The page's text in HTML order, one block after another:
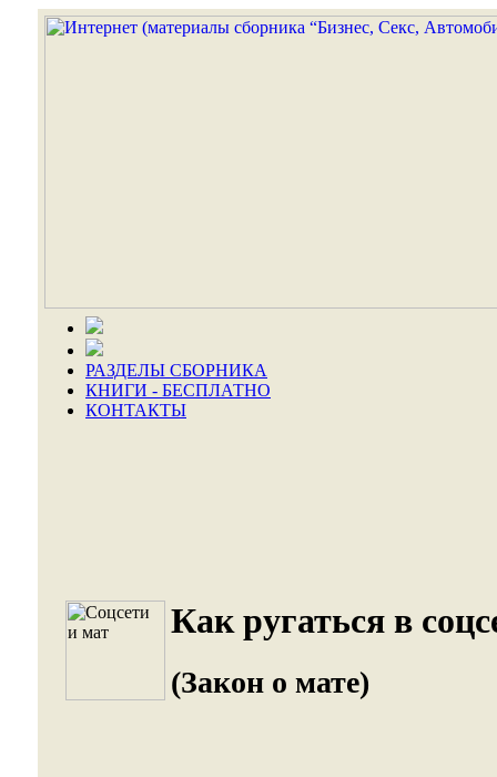
РАЗДЕЛЫ СБОРНИКА
КНИГИ - БЕСПЛАТНО
КОНТАКТЫ
Как ругаться в
(Закон о мате)